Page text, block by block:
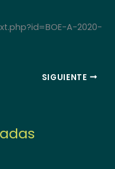
A-2020-
SIGUIENTE